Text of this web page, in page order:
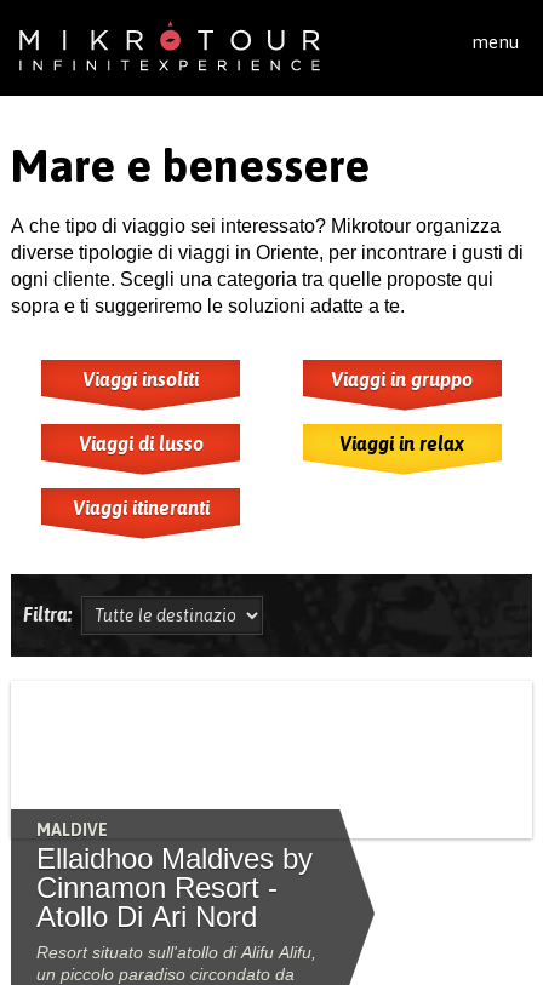
menu
Mare e benessere
A che tipo di viaggio sei interessato? Mikrotour organizza
diverse tipologie di viaggi in Oriente, per incontrare i gusti di
ogni cliente. Scegli una categoria tra quelle proposte qui
sopra e ti suggeriremo le soluzioni adatte a te.
Viaggi insoliti Viaggi in gruppo
Viaggi di lusso Viaggi in relax
Viaggi itineranti
Filtra:
MALDIVE
Ellaidhoo Maldives by
Cinnamon Resort -
Atollo Di Ari Nord
Resort situato sull'atollo di Alifu Alifu,
un piccolo paradiso circondato da